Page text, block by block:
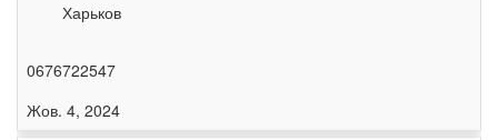
Харьков
0676722547
Жов. 4, 2024